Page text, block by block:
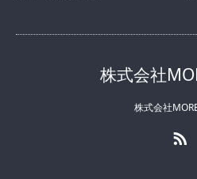
株式会社
株式会社